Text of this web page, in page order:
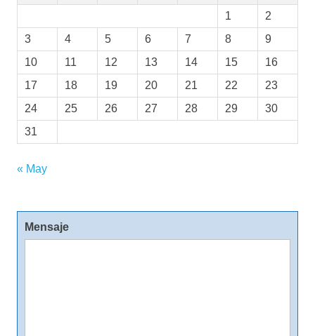
1
2
3
4 5 6 7 8
9
10
11 12 13 14 15
16
17
18 19 20 21 22
23
24
25 26 27 28 29
30
31
« May
Mensaje